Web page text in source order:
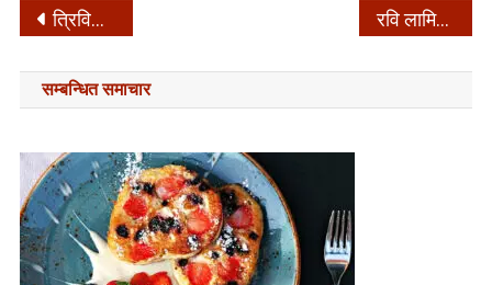
Post
navigation
त्रिविले बनाउन थाल्यो नेपाली र अंग्रेजी दुवै भाषामा प्रश्नपत्र रवि लामिछानेलाई छुटाउन आज सोविता गौतमले बहस गर्ने
सम्बन्धित समाचार